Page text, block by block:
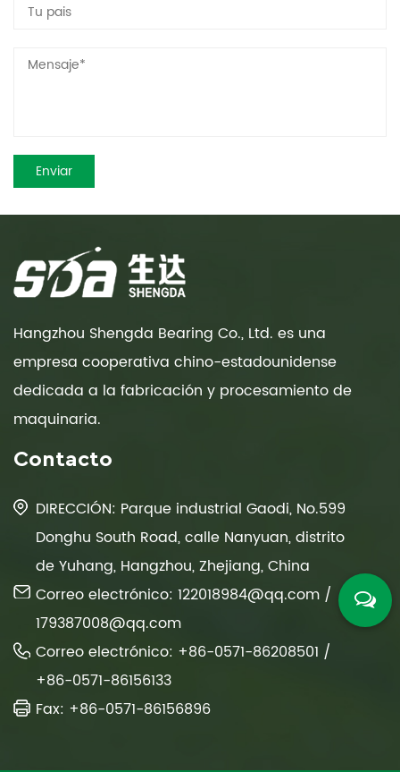
Hangzhou Shengda Bearing Co., Ltd. es una
empresa cooperativa chino-estadounidense
dedicada a la fabricación y procesamiento de
maquinaria.
Contacto
DIRECCIÓN: Parque industrial Gaodi, No.599
Donghu South Road, calle Nanyuan, distrito
de Yuhang, Hangzhou, Zhejiang, China
Correo electrónico: 122018984@qq.com /
179387008@qq.com
Correo electrónico: +86-0571-86208501 /
+86-0571-86156133
Fax: +86-0571-86156896